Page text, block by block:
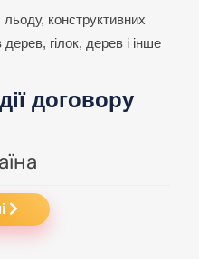
льоду, конструктивних
гілок, дерев і інше
договору